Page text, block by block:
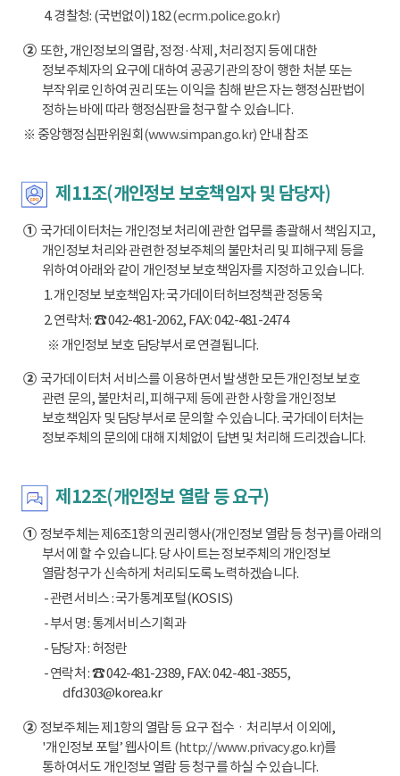
4. 경찰청: (국번없이) 182(ecrm.police.go.kr)
②또한, 개인정보의 열람, 정정·삭제, 처리정지 등에 대한
정보주체자의 요구에 대하여 공공기관의 장이 행한 처분 또는
부작위로 인하여 권리 또는 이익을 침해 받은 자는 행정심판법이
정하는 바에 따라 행정심판을 청구할 수 있습니다.
※ 중앙행정심판위원회(www.simpan.go.kr) 안내 참조
제11조(개인정보 보호책임자 및 담당자)
①국가데이터처는 개인정보 처리에 관한 업무를 총괄해서 책임지고,
개인정보 처리와 관련한 정보주체의 불만처리 및 피해구제 등을
위하여 아래와 같이 개인정보 보호책임자를 지정하고 있습니다.
1. 개인정보 보호책임자: 국가데이터허브정책관 정동욱
2. 연락처: ☎ 042-481-2062, FAX: 042-481-2474
※ 개인정보 보호 담당부서로 연결됩니다.
②국가데이터처 서비스를 이용하면서 발생한 모든 개인정보 보호
관련 문의, 불만처리, 피해구제 등에 관한 사항을 개인정보
보호책임자 및 담당부서로 문의할 수 있습니다. 국가데이터처는
정보주체의 문의에 대해 지체없이 답변 및 처리해 드리겠습니다.
제12조(개인정보 열람 등 요구)
①정보주체는 제6조1항의 권리행사(개인정보 열람 등 청구)를 아래의
부서에 할 수 있습니다. 당 사이트는 정보주체의 개인정보
열람청구가 신속하게 처리되도록 노력하겠습니다.
- 관련서비스 : 국가통계포털(KOSIS)
- 부서명 : 통계서비스기획과
- 담당자 : 허정란
- 연락처 : ☎ 042-481-2389, FAX: 042-481-3855,
dfd303@korea.kr
②정보주체는 제1항의 열람 등 요구 접수ㆍ처리부서 이외에,
'개인정보 포털’ 웹사이트 (http://www.privacy.go.kr)를
통하여서도 개인정보 열람 등 청구를 하실 수 있습니다.